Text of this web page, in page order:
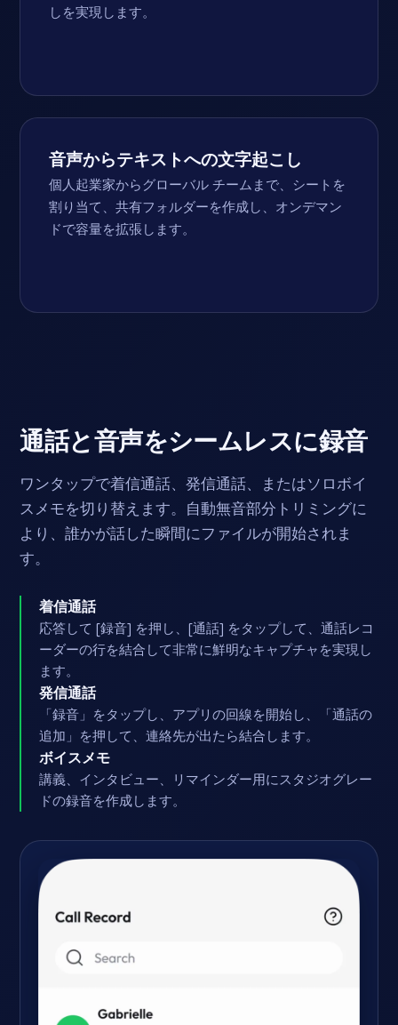
しを実現します。
音声からテキストへの文字起こし
個人起業家からグローバル チームまで、シートを
割り当て、共有フォルダーを作成し、オンデマン
ドで容量を拡張します。
通話と音声をシームレスに録音
ワンタップで着信通話、発信通話、またはソロボイ
スメモを切り替えます。自動無音部分トリミングに
より、誰かが話した瞬間にファイルが開始されま
す。
着信通話
応答して [録音] を押し、[通話] をタップして、通話レコ
ーダーの行を結合して非常に鮮明なキャプチャを実現し
ます。
発信通話
「録音」をタップし、アプリの回線を開始し、「通話の
追加」を押して、連絡先が出たら結合します。
ボイスメモ
講義、インタビュー、リマインダー用にスタジオグレー
ドの録音を作成します。